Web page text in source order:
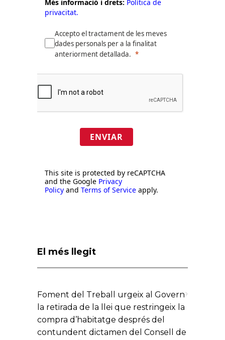
Més informació i drets: Política de
privacitat.
Accepto el tractament de les meves
dades personals per a la finalitat
anteriorment detallada.
ENVIAR
This site is protected by reCAPTCHA
and the Google Privacy
Policy and Terms of Service apply.
El més llegit
Foment del Treball urgeix al Govern
la retirada de la llei que restringeix la
compra d’habitatge després del
contundent dictamen del Consell de